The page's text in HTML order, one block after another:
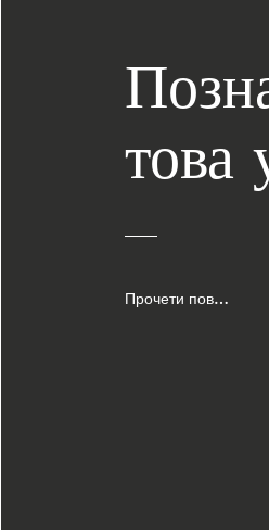
това
Прочети повече